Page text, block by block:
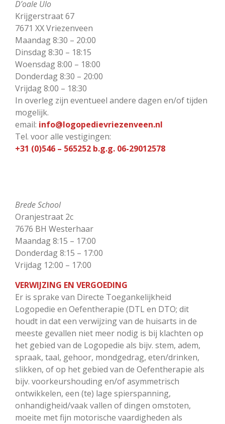
D’oale Ulo
Krijgerstraat 67
7671 XX Vriezenveen
Maandag 8:30 – 20:00
Dinsdag 8:30 – 18:15
Woensdag 8:00 – 18:00
Donderdag 8:30 – 20:00
Vrijdag 8:00 – 18:30
In overleg zijn eventueel andere dagen en/of tijden
mogelijk.
email: info@logopedievriezenveen.nl
Tel. voor alle vestigingen:
+31 (0)546 – 565252 b.g.g. 06-29012578
Brede School
Oranjestraat 2c
7676 BH Westerhaar
Maandag 8:15 – 17:00
Donderdag 8:15 – 17:00
Vrijdag 12:00 – 17:00
VERWIJZING EN VERGOEDING
Er is sprake van Directe Toegankelijkheid
Logopedie en Oefentherapie (DTL en DTO; dit
houdt in dat een verwijzing van de huisarts in de
meeste gevallen niet meer nodig is bij klachten op
het gebied van de Logopedie als bijv. stem, adem,
spraak, taal, gehoor, mondgedrag, eten/drinken,
slikken, of op het gebied van de Oefentherapie als
bijv. voorkeurshouding en/of asymmetrisch
ontwikkelen, een (te) lage spierspanning,
onhandigheid/vaak vallen of dingen omstoten,
moeite met fijn motorische vaardigheden als